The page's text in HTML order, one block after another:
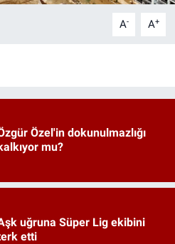
A- A+
Özel'in dokunulmazlığı
kalkıyor mu?
uğruna Süper Lig ekibini
etti